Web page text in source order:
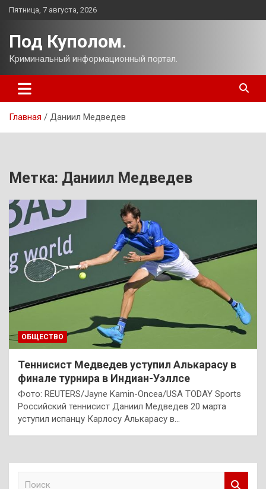
Перейти
Пятница, 7 августа, 2026
Под Куполом.
Криминальный информационный портал.
Главная Даниил Медведев
Метка: Даниил Медведев
ОБЩЕСТВО
Теннисист Медведев уступил Алькарасу в
финале турнира в Индиан-Уэллсе
Фото: REUTERS/Jayne Kamin-Oncea/USA TODAY Sports
Российский теннисист Даниил Медведев 20 марта
уступил испанцу Карлосу Алькарасу в…